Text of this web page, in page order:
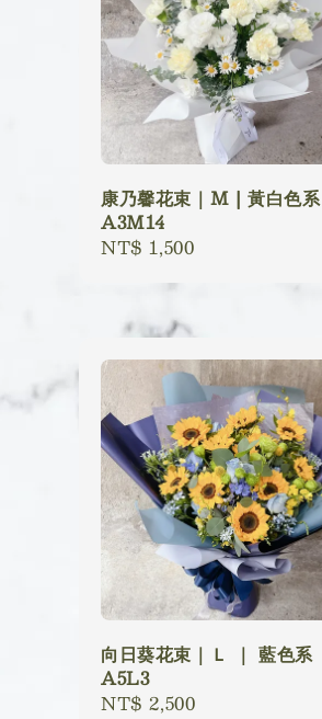
康乃馨花束｜M | 黃白色系
A3M14
Regular
NT$ 1,500
向日葵花束｜Ｌ ｜ 藍色系
A5L3
Regular
NT$ 2,500